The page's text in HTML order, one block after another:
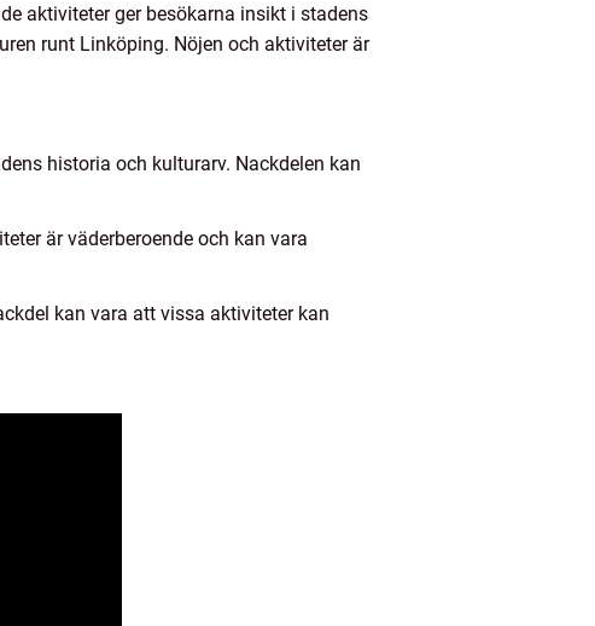
aktiviteter ger besökarna insikt i stadens
runt Linköping. Nöjen och aktiviteter är
historia och kulturarv. Nackdelen kan
är väderberoende och kan vara
kan vara att vissa aktiviteter kan